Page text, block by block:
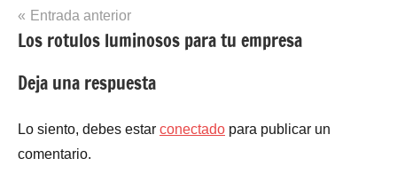
Navegación
de
entradas
Entrada anterior
Los rotulos luminosos para tu empresa
Deja una respuesta
Lo siento, debes estar conectado para publicar un
comentario.